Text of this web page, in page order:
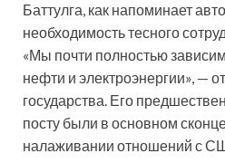
Баттулга, как напоминает
необходимость тесного
«Мы почти полностью
нефти и электроэнергии», —
государства. Его
посту были в основном
налаживании отношений с